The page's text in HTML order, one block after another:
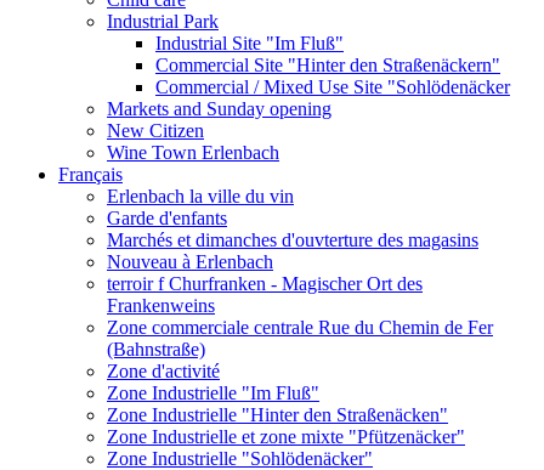
Industrial Park
Industrial Site "Im Fluß"
Commercial Site "Hinter den Straßenäckern"
Commercial / Mixed Use Site "Sohlödenäcker
Markets and Sunday opening
New Citizen
Wine Town Erlenbach
Français
Erlenbach la ville du vin
Garde d'enfants
Marchés et dimanches d'ouvterture des magasins
Nouveau à Erlenbach
terroir f Churfranken - Magischer Ort des
Frankenweins
Zone commerciale centrale Rue du Chemin de Fer
(Bahnstraße)
Zone d'activité
Zone Industrielle "Im Fluß"
Zone Industrielle "Hinter den Straßenäcken"
Zone Industrielle et zone mixte "Pfützenäcker"
Zone Industrielle "Sohlödenäcker"